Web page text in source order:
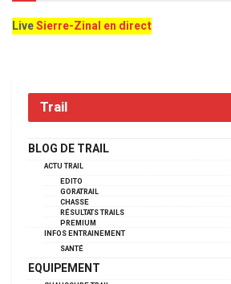
LiveSierre-Zinal en direct
Trail
BLOG DE TRAIL
ACTU TRAIL
EDITO
GORATRAIL
CHASSE
RÉSULTATS TRAILS
PREMIUM
INFOS ENTRAINEMENT
SANTÉ
EQUIPEMENT